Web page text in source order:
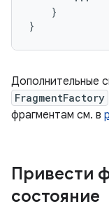
}
}
Дополнительные
FragmentFactory
фрагментам см. в
Привести
состояние